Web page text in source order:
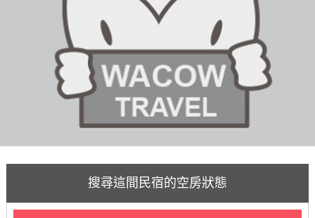
搜尋這間民宿的空房狀態